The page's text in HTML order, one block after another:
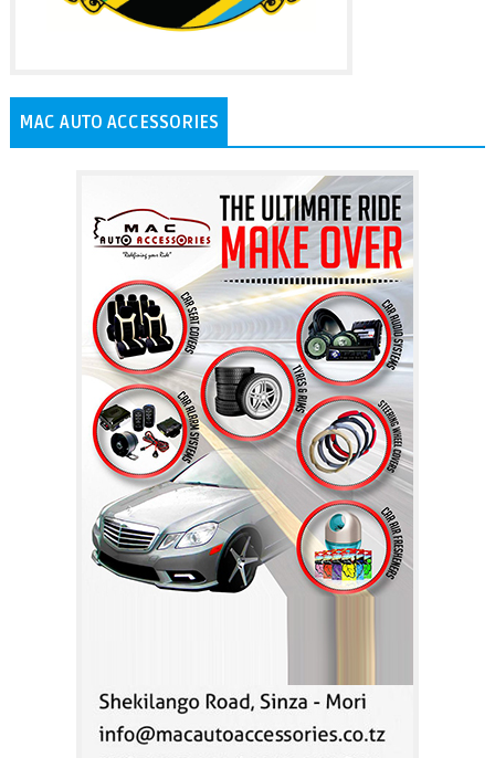
MAC AUTO ACCESSORIES